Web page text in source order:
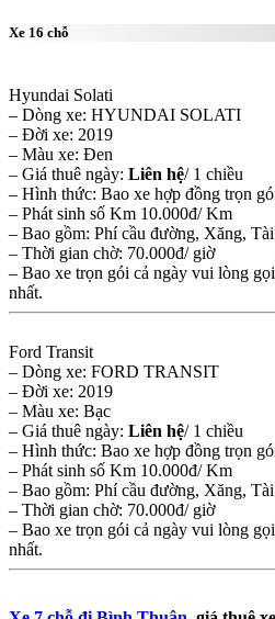
Xe 16 chỗ
Hyundai Solati
– Dòng xe: HYUNDAI SOLATI
– Đời xe: 2019
– Màu xe: Đen
– Giá thuê ngày: Liên hệ/ 1 chiều
– Hình thức: Bao xe hợp đồng trọn
– Phát sinh số Km 10.000đ/ Km
– Bao gồm: Phí cầu đường, Xăng,
– Thời gian chờ: 70.000đ/ giờ
– Bao xe trọn gói cả ngày vui lòng gọi
nhất.
Ford Transit
– Dòng xe: FORD TRANSIT
– Đời xe: 2019
– Màu xe: Bạc
– Giá thuê ngày: Liên hệ/ 1 chiều
– Hình thức: Bao xe hợp đồng trọn
– Phát sinh số Km 10.000đ/ Km
– Bao gồm: Phí cầu đường, Xăng,
– Thời gian chờ: 70.000đ/ giờ
– Bao xe trọn gói cả ngày vui lòng gọi
nhất.